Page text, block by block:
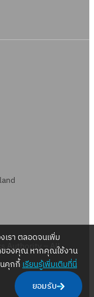
Authority – All
เรา ตลอดจนเพิ่ม
ของคุณ หากคุณใช้งาน
นคุกกี้เรียนรู้เพิ่มเติมที่นี่
ยอมรับ